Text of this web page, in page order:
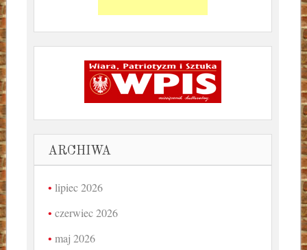
ARCHIWA
lipiec 2026
czerwiec 2026
maj 2026